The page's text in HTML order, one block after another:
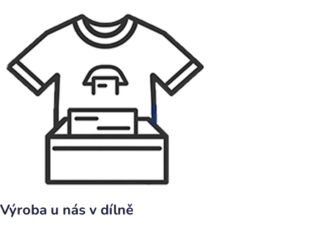
Výroba u nás v dílně